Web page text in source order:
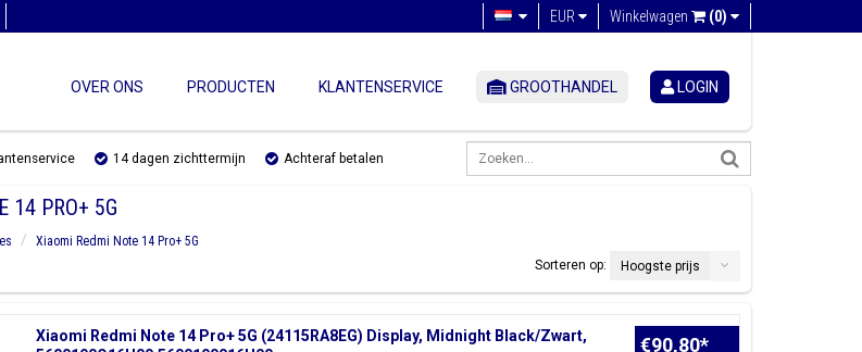
Winkelwagen (0)
EUR
OVER ONS PRODUCTEN KLANTENSERVICE GROOTHANDEL LOGIN
14 dagen zichttermijn Achteraf betalen
14 PRO+ 5G
Xiaomi Redmi Note 14 Pro+ 5G
Sorteren op:
Hoogste prijs
Xiaomi Redmi Note 14 Pro+ 5G (24115RA8EG) Display, Midnight Black/Zwart,
€90,80*